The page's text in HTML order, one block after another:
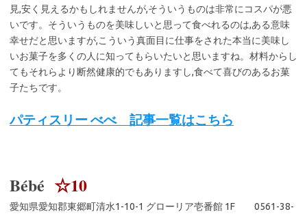
見,安く見えるかもしれませんが,そういうものは非常にコスパが悪
いです。そういうものを美味しいと思って食べれるのは,ある意味
幸せだと思いますが,こういう真面目に仕事をされた本当に美味し
いお菓子を多くの人に知ってもらいたいと思いますね。材料からし
てもそれらより断然健康的でもありますし,食べて喜びのあるお菓
子たちです。
パティスリー べべ 記事一覧はこちら
Bébé ☆10
愛知県愛知郡東郷町清水1-10-1 グローリア壱番館 1F 0561-38-